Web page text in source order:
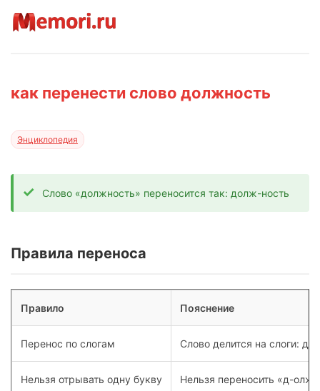
как перенести слово должность
Энциклопедия
Слово «должность» переносится так: долж-ность
Правила переноса
Правило Пояснение
Перенос по слогам Слово делится на слоги:
Нельзя отрывать одну букву Нельзя переносить «д-